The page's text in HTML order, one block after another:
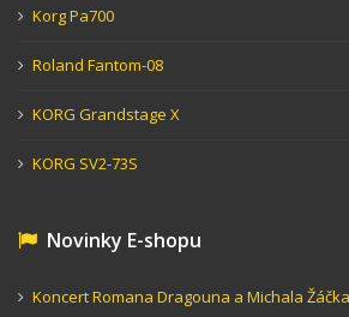
Korg Pa700
Roland Fantom-08
KORG Grandstage X
KORG SV2-73S
Novinky E-shopu
Koncert Romana Dragouna a Michala